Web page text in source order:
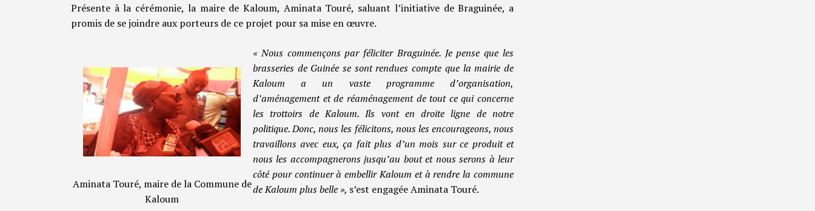
Présente à la cérémonie, la maire de Kaloum, Aminata Touré, saluant l’initiative de Braguinée, a
promis de se joindre aux porteurs de ce projet pour sa mise en œuvre.
Aminata Touré, maire de la Commune de
Kaloum
« Nous commençons par féliciter Braguinée. Je pense que les
brasseries de Guinée se sont rendues compte que la mairie de
Kaloum a un vaste programme d’organisation,
d’aménagement et de réaménagement de tout ce qui concerne
les trottoirs de Kaloum. Ils vont en droite ligne de notre
politique. Donc, nous les félicitons, nous les encourageons, nous
travaillons avec eux, ça fait plus d’un mois sur ce produit et
nous les accompagnerons jusqu’au bout et nous serons à leur
côté pour continuer à embellir Kaloum et à rendre la commune
de Kaloum plus belle », s’est engagée Aminata Touré.